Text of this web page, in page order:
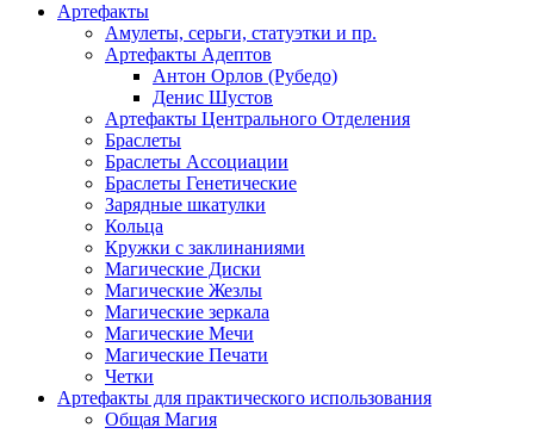
Артефакты
Амулеты, серьги, статуэтки и пр.
Артефакты Адептов
Антон Орлов (Рубедо)
Денис Шустов
Артефакты Центрального Отделения
Браслеты
Браслеты Ассоциации
Браслеты Генетические
Зарядные шкатулки
Кольца
Кружки с заклинаниями
Магические Диски
Магические Жезлы
Магические зеркала
Магические Мечи
Магические Печати
Четки
Артефакты для практического использования
Общая Магия